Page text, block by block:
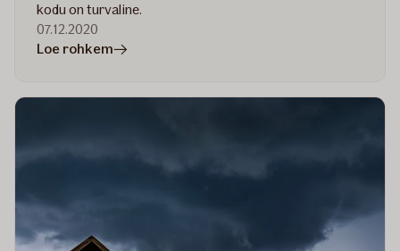
kodu on turvaline.
07.12.2020
Loe rohkemartiklis
tuleõnnetusi
suuremast